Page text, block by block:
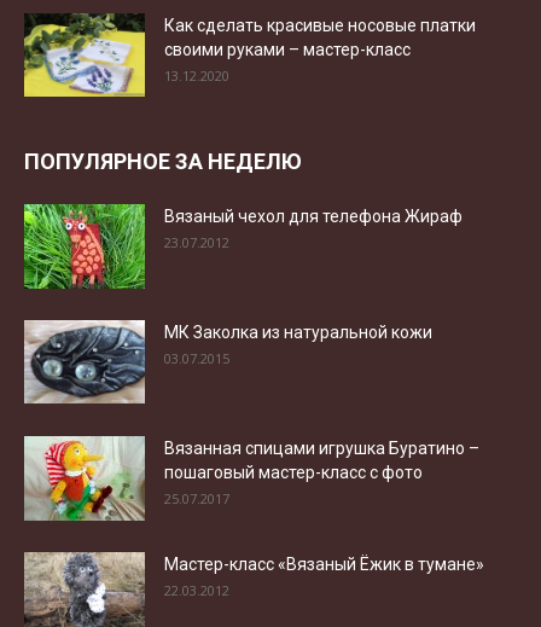
Как сделать красивые носовые платки
своими руками – мастер-класс
13.12.2020
ПОПУЛЯРНОЕ ЗА НЕДЕЛЮ
Вязаный чехол для телефона Жираф
23.07.2012
МК Заколка из натуральной кожи
03.07.2015
Вязанная спицами игрушка Буратино –
пошаговый мастер-класс с фото
25.07.2017
Мастер-класс «Вязаный Ёжик в тумане»
22.03.2012